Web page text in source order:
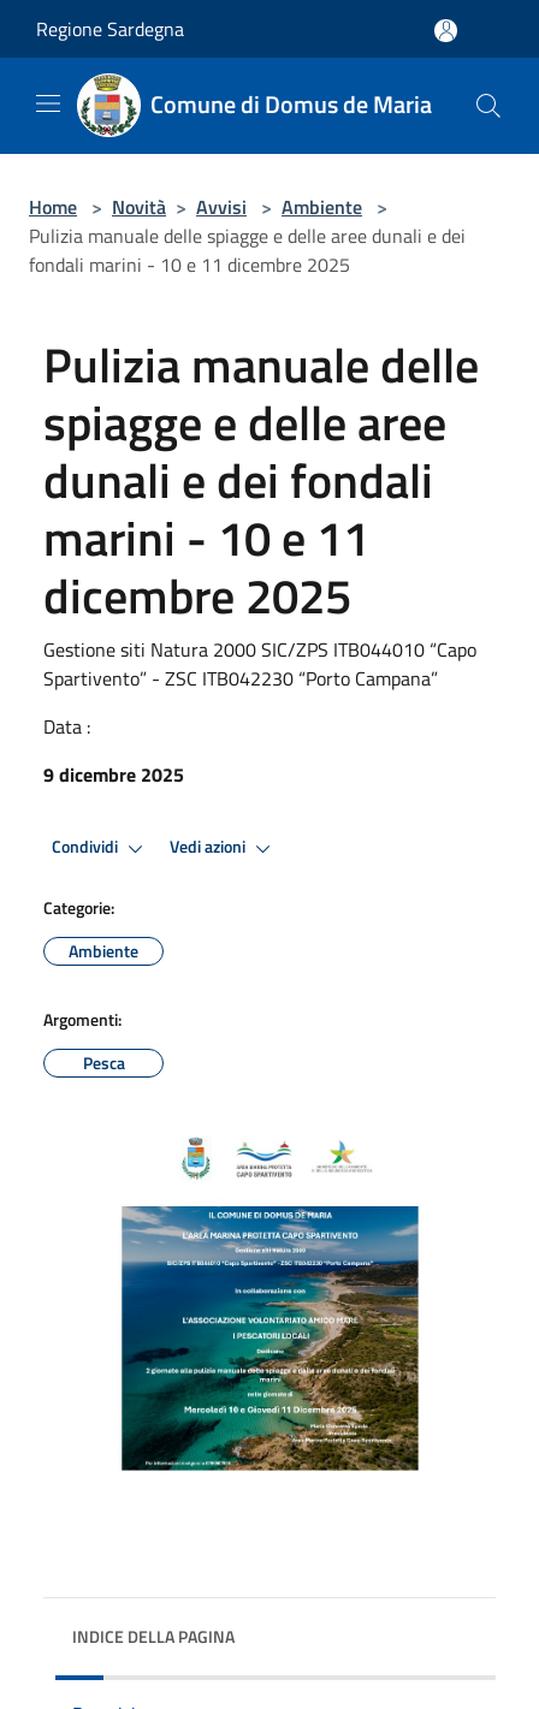
Regione Sardegna
Comune di Domus de Maria
Home > Novità > Avvisi > Ambiente >
Pulizia manuale delle spiagge e delle aree dunali e dei
fondali marini - 10 e 11 dicembre 2025
Pulizia manuale delle
spiagge e delle aree
dunali e dei fondali
marini - 10 e 11
dicembre 2025
Gestione siti Natura 2000 SIC/ZPS ITB044010 “Capo
Spartivento” - ZSC ITB042230 “Porto Campana”
Data :
9 dicembre 2025
Condividi Vedi azioni
Categorie:
Ambiente
Argomenti:
Pesca
INDICE DELLA PAGINA